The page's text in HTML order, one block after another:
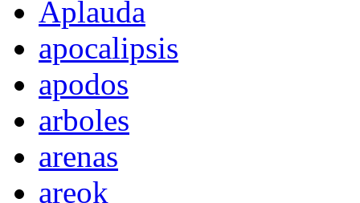
Aplauda
apocalipsis
apodos
arboles
arenas
areok